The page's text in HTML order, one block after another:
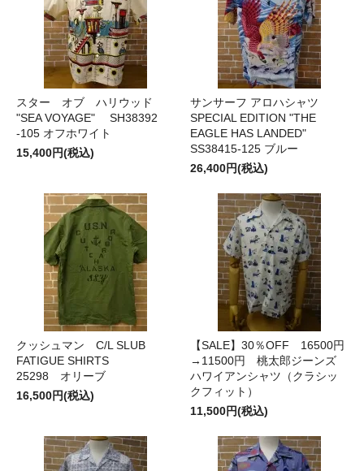
スター オブ ハリウッド
"SEA VOYAGE" SH38392
-105 オフホワイト
15,400円(税込)
サンサーフ アロハシャツ
SPECIAL EDITION "THE
EAGLE HAS LANDED"
SS38415-125 ブルー
26,400円(税込)
クッシュマン C/L SLUB
FATIGUE SHIRTS
25298 オリーブ
16,500円(税込)
【SALE】30％OFF 16500円
→11500円 桃太郎ジーンズ
ハワイアンシャツ（クラシッ
クフィット）
11,500円(税込)